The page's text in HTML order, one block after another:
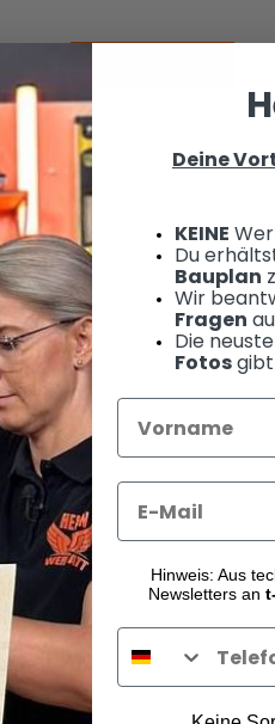
Deine
KEINE
Du
Bauplan
Wir
Fragen
Die
Fotos
Hinweis: Aus
Newsletters an